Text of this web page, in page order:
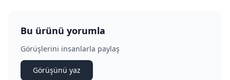
Bu ürünü yorumla
Görüşlerini insanlarla paylaş
Görüşünü yaz